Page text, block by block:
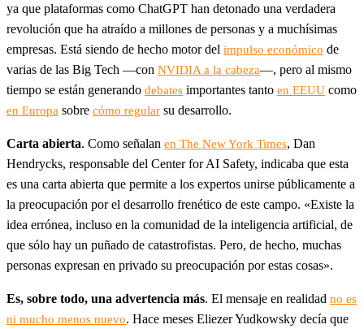
ya que plataformas como ChatGPT han detonado una verdadera
revolución que ha atraído a millones de personas y a muchísimas
empresas. Está siendo de hecho motor del impulso económico de
varias de las Big Tech —con NVIDIA a la cabeza—, pero al mismo
tiempo se están generando debates importantes tanto en EEUU como
en Europa sobre cómo regular su desarrollo.
Carta abierta. Como señalan en The New York Times, Dan
Hendrycks, responsable del Center for AI Safety, indicaba que esta
es una carta abierta que permite a los expertos unirse públicamente a
la preocupación por el desarrollo frenético de este campo. «Existe la
idea errónea, incluso en la comunidad de la inteligencia artificial, de
que sólo hay un puñado de catastrofistas. Pero, de hecho, muchas
personas expresan en privado su preocupación por estas cosas».
Es, sobre todo, una advertencia más. El mensaje en realidad no es
ni mucho menos nuevo. Hace meses Eliezer Yudkowsky decía que